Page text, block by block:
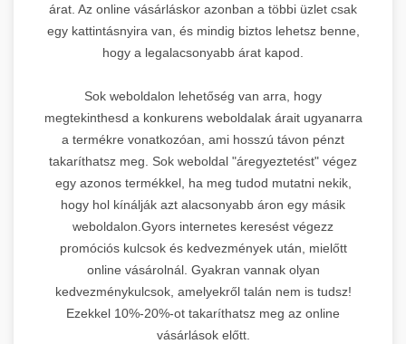
árat. Az online vásárláskor azonban a többi üzlet csak
egy kattintásnyira van, és mindig biztos lehetsz benne,
hogy a legalacsonyabb árat kapod.
Sok weboldalon lehetőség van arra, hogy
megtekinthesd a konkurens weboldalak árait ugyanarra
a termékre vonatkozóan, ami hosszú távon pénzt
takaríthatsz meg. Sok weboldal "áregyeztetést" végez
egy azonos termékkel, ha meg tudod mutatni nekik,
hogy hol kínálják azt alacsonyabb áron egy másik
weboldalon.Gyors internetes keresést végezz
promóciós kulcsok és kedvezmények után, mielőtt
online vásárolnál. Gyakran vannak olyan
kedvezménykulcsok, amelyekről talán nem is tudsz!
Ezekkel 10%-20%-ot takaríthatsz meg az online
vásárlások előtt.